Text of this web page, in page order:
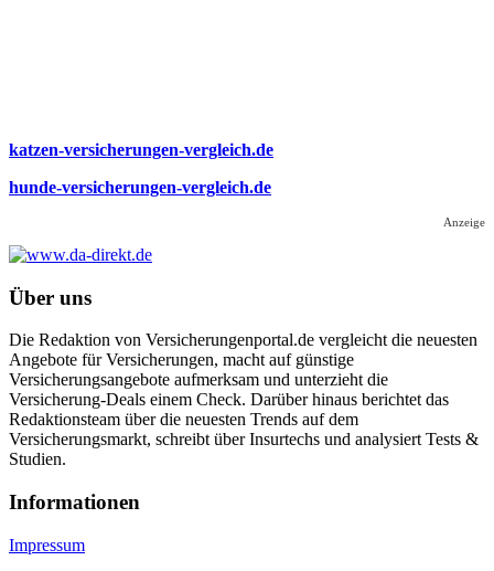
katzen-versicherungen-vergleich.de
hunde-versicherungen-vergleich.de
Anzeige
Über uns
Die Redaktion von Versicherungenportal.de vergleicht die neuesten
Angebote für Versicherungen, macht auf günstige
Versicherungsangebote aufmerksam und unterzieht die
Versicherung-Deals einem Check. Darüber hinaus berichtet das
Redaktionsteam über die neuesten Trends auf dem
Versicherungsmarkt, schreibt über Insurtechs und analysiert Tests &
Studien.
Informa­tionen
Impressum